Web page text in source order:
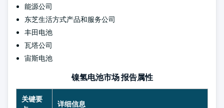
能源公司
东芝生活方式产品和服务公司
丰田电池
瓦塔公司
宙斯电池
镍氢电池市场 报告属性
关键要
详细信息